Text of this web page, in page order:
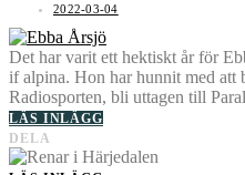
2022-03-04
Det har varit ett hektiskt år för
if alpina. Hon har hunnit med att
Radiosporten, bli uttagen till
LÄS INLÄGG
DELA